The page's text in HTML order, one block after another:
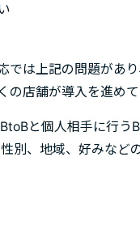
は上記の問題があ
店舗が導入を進めて
と個人相手に行う
別、地域、好みなど